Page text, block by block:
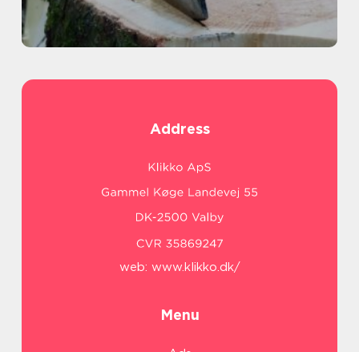
Address
web: www.klikko.dk/
Menu